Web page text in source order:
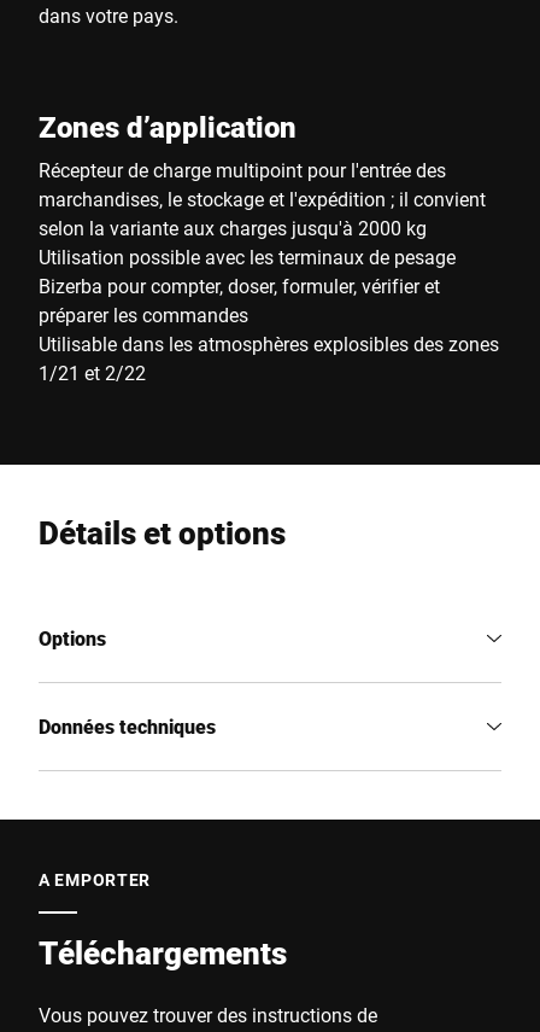
dans votre pays.
Zones d’application
Récepteur de charge multipoint pour l'entrée des
marchandises, le stockage et l'expédition ; il convient
selon la variante aux charges jusqu'à 2000 kg
Utilisation possible avec les terminaux de pesage
Bizerba pour compter, doser, formuler, vérifier et
préparer les commandes
Utilisable dans les atmosphères explosibles des zones
1/21 et 2/22
Détails et options
Options
Données techniques
A EMPORTER
Téléchargements
Vous pouvez trouver des instructions de